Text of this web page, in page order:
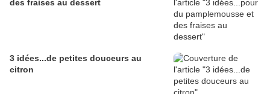
des fraises au dessert
3 idées...de petites douceurs au
citron